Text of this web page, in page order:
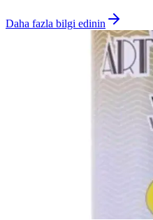
Daha fazla bilgi edinin